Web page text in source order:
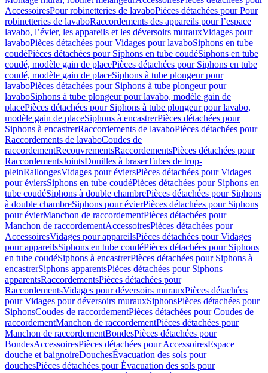
AccessoiresPour robinetteries de lavaboPièces détachées pour Pour
robinetteries de lavaboRaccordements des appareils pour l’espace
lavabo, l’évier, les appareils et les déversoirs murauxVidages pour
lavaboPièces détachées pour Vidages pour lavaboSiphons en tube
coudéPièces détachées pour Siphons en tube coudéSiphons en tube
coudé, modèle gain de placePièces détachées pour Siphons en tube
coudé, modèle gain de placeSiphons à tube plongeur pour
lavaboPièces détachées pour Siphons à tube plongeur pour
lavaboSiphons à tube plongeur pour lavabo, modèle gain de
placePièces détachées pour Siphons à tube plongeur pour lavabo,
modèle gain de placeSiphons à encastrerPièces détachées pour
Siphons à encastrerRaccordements de lavaboPièces détachées pour
Raccordements de lavaboCoudes de
raccordementRecouvrementsRaccordementsPièces détachées pour
RaccordementsJointsDouilles à braserTubes de trop-
pleinRallongesVidages pour éviersPièces détachées pour Vidages
pour éviersSiphons en tube coudéPièces détachées pour Siphons en
tube coudéSiphons à double chambrePièces détachées pour Siphons
à double chambreSiphons pour évierPièces détachées pour Siphons
pour évierManchon de raccordementPièces détachées pour
Manchon de raccordementAccessoiresPièces détachées pour
AccessoiresVidages pour appareilsPièces détachées pour Vidages
pour appareilsSiphons en tube coudéPièces détachées pour Siphons
en tube coudéSiphons à encastrerPièces détachées pour Siphons à
encastrerSiphons apparentsPièces détachées pour Siphons
apparentsRaccordementsPièces détachées pour
RaccordementsVidages pour déversoirs murauxPièces détachées
pour Vidages pour déversoirs murauxSiphonsPièces détachées pour
SiphonsCoudes de raccordementPièces détachées pour Coudes de
raccordementManchon de raccordementPièces détachées pour
Manchon de raccordementBondesPièces détachées pour
BondesAccessoiresPièces détachées pour AccessoiresEspace
douche et baignoireDouchesÉvacuation des sols pour
douchesPièces détachées pour Évacuation des sols pour